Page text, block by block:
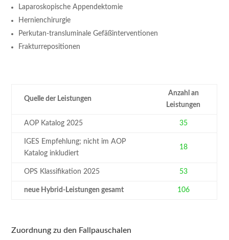
Laparoskopische Appendektomie
Hernienchirurgie
Perkutan-transluminale Gefäßinterventionen
Frakturrepositionen
Quelle der Leistungen
Anzahl an
Leistungen
AOP Katalog 2025 35
IGES Empfehlung; nicht im AOP
Katalog inkludiert
18
OPS Klassifikation 2025 53
neue Hybrid-Leistungen gesamt 106
Zuordnung zu den Fallpauschalen